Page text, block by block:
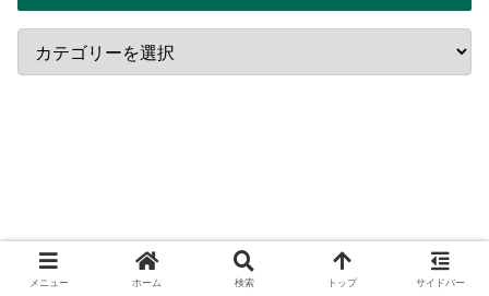
メニュー ホーム 検索 トップ サイドバー